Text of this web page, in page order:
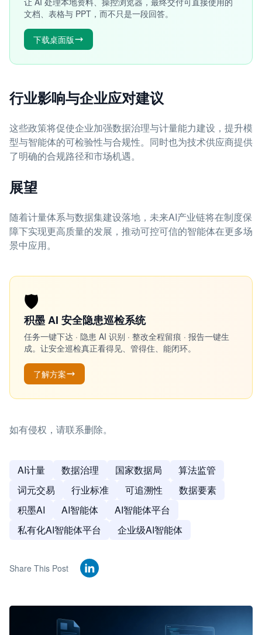
文档、表格与 PPT，而不只是一段回答。
下载桌面版
行业影响与企业应对建议
这些政策将促使企业加强数据治理与计量能力建设，提升模
型与智能体的可检验性与合规性。同时也为技术供应商提供
了明确的合规路径和市场机遇。
展望
随着计量体系与数据集建设落地，未来AI产业链将在制度保
障下实现更高质量的发展，推动可控可信的智能体在更多场
景中应用。
🛡️
积墨 AI 安全隐患巡检系统
任务一键下达 · 隐患 AI 识别 · 整改全程留痕 · 报告一键生
成。让安全巡检真正看得见、管得住、能闭环。
了解方案
如有侵权，请联系删除。
AI计量 数据治理 国家数据局
算法监管
词元交易
行业标准 可追溯性
数据要素
积墨AI
AI智能体
AI智能体平台
私有化AI智能体平台
企业级AI智能体
Share This Post